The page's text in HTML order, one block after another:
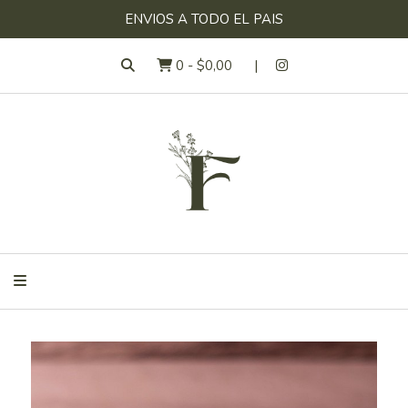
ENVIOS A TODO EL PAIS
0 - $0,00